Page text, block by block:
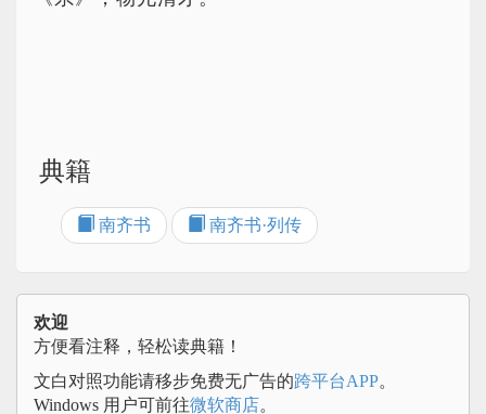
典籍
南齐书 南齐书·列传
欢迎
方便看注释，轻松读典籍！
文白对照功能请移步免费无广告的跨平台APP。
Windows 用户可前往微软商店。